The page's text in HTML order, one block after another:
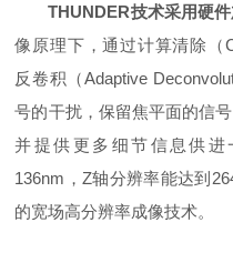
THUNDER技术采用硬
像原理下，通过计算清除（
反卷积（Adaptive
号的干扰，保留焦平面的信
并提供更多细节信息供进
136nm，Z轴分辨率能达到
的宽场高分辨率成像技术。